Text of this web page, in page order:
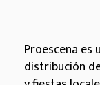
Proescena es
distribución